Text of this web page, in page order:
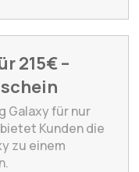
215€ –
Galaxy für nur
Kunden die
zu einem